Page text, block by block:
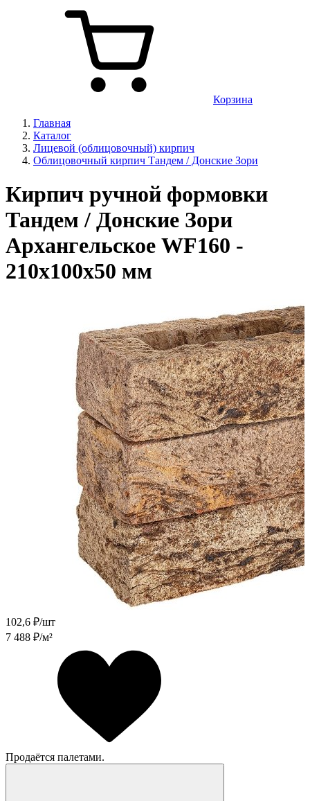
Корзина
Главная
Каталог
Лицевой (облицовочный) кирпич
Облицовочный кирпич Тандем / Донские Зори
Кирпич ручной формовки
Тандем / Донские Зори
Архангельское WF160 -
210x100x50 мм
102,6 ₽/шт
7 488 ₽/м²
Продаётся палетами.